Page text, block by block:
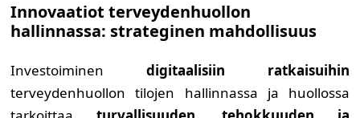
Innovaatiot terveydenhuollon
hallinnassa: strateginen mahdollisuus
Investoiminen digitaalisiin ratkaisuihin
terveydenhuollon tilojen hallinnassa ja huollossa